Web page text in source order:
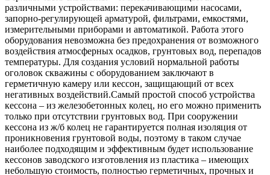
различными устройствами: перекачивающими насосами,
запорно-регулирующей арматурой, фильтрами, емкостями,
измерительными приборами и автоматикой. Работа этого
оборудования невозможна без предохранения от возможного
воздействия атмосферных осадков, грунтовых вод, перепадов
температуры. Для создания условий нормальной работы
оголовок скважины с оборудованием заключают в
герметичную камеру или кессон, защищающий от всех
негативных воздействий.Самый простой способ устройства
кессона – из железобетонных колец, но его можно применить
только при отсутствии грунтовых вод. При сооружении
кессона из ж/б колец не гарантируется полная изоляция от
проникновения грунтовой воды, поэтому в таком случае
наиболее подходящим и эффективным будет использование
кессонов заводского изготовления из пластика – имеющих
небольшую стоимость, полностью герметичных, прочных и